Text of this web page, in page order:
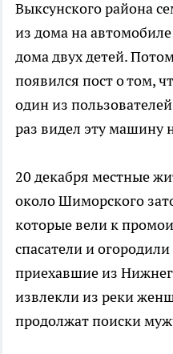
Выксунского района
из дома на
дома двух детей.
появился пост о том,
один из
раз видел эту машину
20 декабря местные
около Шиморского
которые вели к
спасатели и
приехавшие из
извлекли из реки
продолжат поиски